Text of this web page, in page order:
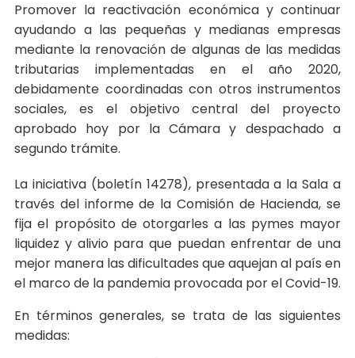
Promover la reactivación económica y continuar
ayudando a las pequeñas y medianas empresas
mediante la renovación de algunas de las medidas
tributarias implementadas en el año 2020,
debidamente coordinadas con otros instrumentos
sociales, es el objetivo central del proyecto
aprobado hoy por la Cámara y despachado a
segundo trámite.
La iniciativa (boletín 14278), presentada a la Sala a
través del informe de la Comisión de Hacienda, se
fija el propósito de otorgarles a las pymes mayor
liquidez y alivio para que puedan enfrentar de una
mejor manera las dificultades que aquejan al país en
el marco de la pandemia provocada por el Covid-19.
En términos generales, se trata de las siguientes
medidas: